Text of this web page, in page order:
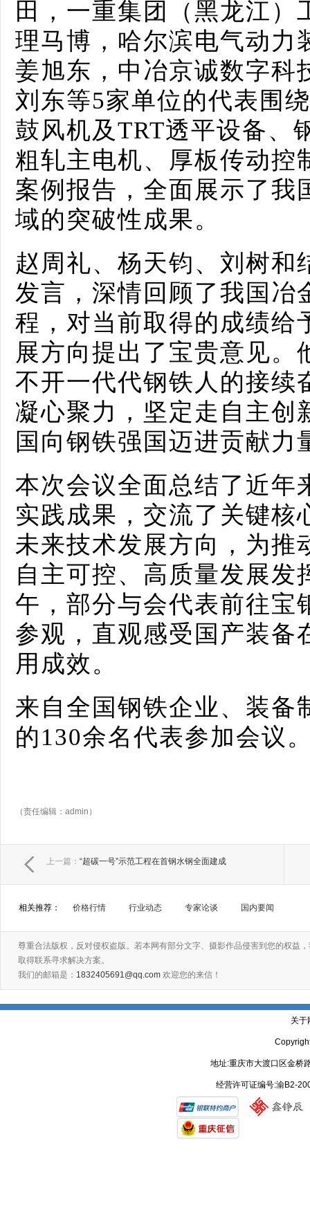
田，一重集团（黑龙江
理马博，哈尔滨电气动力
姜旭东，中冶京诚数字科
刘东等5家单位的代表围
鼓风机及TRT透平设备、
粗轧主电机、厚板传动控
案例报告，全面展示了我
域的突破性成果。
赵周礼、杨天钧、刘树和
发言，深情回顾了我国冶
程，对当前取得的成绩给
展方向提出了宝贵意见。
不开一代代钢铁人的接续
凝心聚力，坚定走自主创
国向钢铁强国迈进贡献力
本次会议全面总结了近年
实践成果，交流了关键核
未来技术发展方向，为推
自主可控、高质量发展发
午，部分与会代表前往宝
参观，直观感受国产装备
用成效。
来自全国钢铁企业、装备
的130余名代表参加会议
（责任编辑：admin）
上一篇： “超碳一号”示范工程在首钢水钢全面建成
相关推荐： 价格行情 行业动态 专家论谈 国内要闻
尊重合法版权，反对侵权盗版。若本网有部分文字、摄影作品侵害到您的权益
取得联系寻求解决方案。
我们的邮箱是： 1832405691@qq.com 欢迎您的来信！
关于
地址:重庆市大渡口区金
经营许可证编号:渝B2-